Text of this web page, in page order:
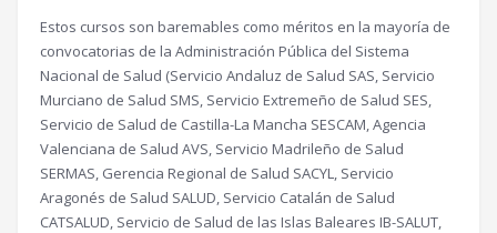
Estos cursos son baremables como méritos en la mayoría de
convocatorias de la Administración Pública del Sistema
Nacional de Salud (Servicio Andaluz de Salud SAS, Servicio
Murciano de Salud SMS, Servicio Extremeño de Salud SES,
Servicio de Salud de Castilla-La Mancha SESCAM, Agencia
Valenciana de Salud AVS, Servicio Madrileño de Salud
SERMAS, Gerencia Regional de Salud SACYL, Servicio
Aragonés de Salud SALUD, Servicio Catalán de Salud
CATSALUD, Servicio de Salud de las Islas Baleares IB-SALUT,